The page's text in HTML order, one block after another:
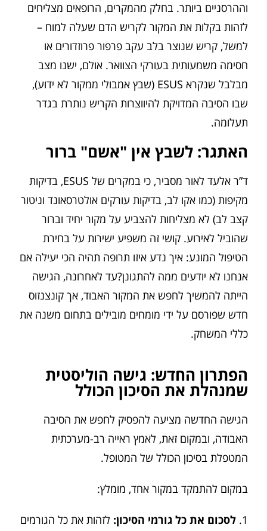
וההרסניים ביותר. בחלק מהמקרים, הרופאים מצליחים
לזהות בקלות את המקור לקריש הדם שעלה למוח –
למשל, קריש שנוצר בלב עקב פרפור פרוזדורים או
חסימה משמעותית בעורקי הצוואר. אולם, ישנו מצב
מבלבל שנקרא ESUS (שבץ אמבולי ממקור לא ידוע),
שבו הסיבה המדויקת להיווצרות הקריש נותרת בגדר
תעלומה.
האתגר: לשבץ אין "אשם" ברור
ד”ר אלעד לאור מסביר, כי במקרים של ESUS, בדיקות
מקיפות (כמו אקו לב, בדיקות עורקים אולטרסאונד וניטור
קצב לב) לא מצליחות להצביע על מקור יחיד וברור
שהוביל לאירוע. קושי זה משפיע ישירות על בחירת
הטיפול המונע: איך נדע איזו תרופה תהיה הכי יעילה אם
אנחנו לא יודעים ממה להתגונן?עד לאחרונה, הגישה
הייתה להמשיך לחפש את המקור האבוד, אך קונצנזוס
חדש שפורסם על ידי מומחים מובילים בתחום משנה את
כללי המשחק.
הפתרון החדש: גישה הוליסטית
שמנהלת את הסיכון הכולל
הגישה החדשה מציעה להפסיק לחפש את הסיבה
האבודה, ובמקום זאת, לאמץ ראייה רב-מערכתית
המטפלת בסיכון הכולל של המטופל.
במקום להתמקד במקור אחד, מומלץ:
לסכום את כל גורמי הסיכון: לזהות את כל הגורמים